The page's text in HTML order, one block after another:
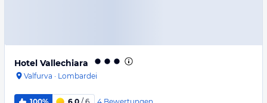
Hotel Vallechiara
Valfurva · Lombardei
4 Bewertungen